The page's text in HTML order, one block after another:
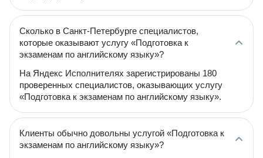
Сколько в Санкт-Петербурге специалистов,
которые оказывают услугу «Подготовка к
экзаменам по английскому языку»?
На Яндекс Исполнителях зарегистрированы 180
проверенных специалистов, оказывающих услугу
«Подготовка к экзаменам по английскому языку».
Клиенты обычно довольны услугой «Подготовка к
экзаменам по английскому языку»?